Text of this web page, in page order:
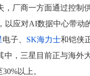
，厂商一方面通过控制
以应对AI数据中心带动
电子、 SK海力士和铠侠
中，三星目前正与海外
以上。